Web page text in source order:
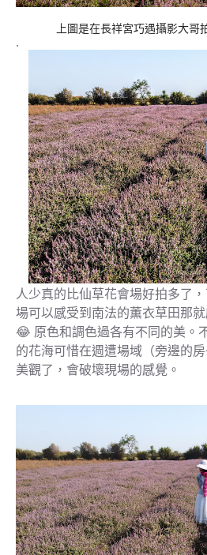
上圖是在長祥宮巧遇攝影大哥
.
人少真的比仙草花會場好拍多了
場可以感受到南法的薫衣草田那
😂 原色和調色過各有不同的美。
的花海可惜在週遭場域（旁邊的
美觀了，會破壞現場的感覺。